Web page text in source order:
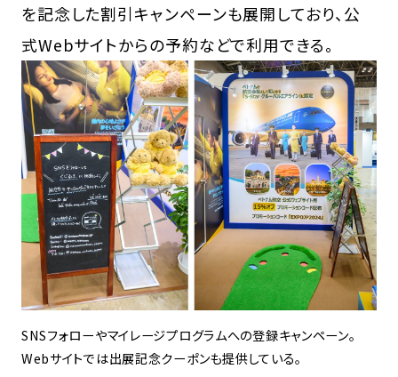
を記念した割引キャンペーンも展開しており、公
式Webサイトからの予約などで利用できる。
SNSフォローやマイレージプログラムへの登録キャンペーン。
Webサイトでは出展記念クーポンも提供している。